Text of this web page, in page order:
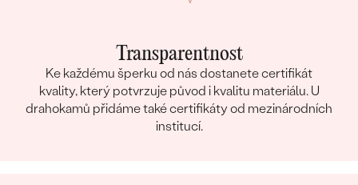
Transparentnost
Ke každému šperku od nás dostanete certifikát
kvality, který potvrzuje původ i kvalitu materiálu. U
drahokamů přidáme také certifikáty od mezinárodních
institucí.